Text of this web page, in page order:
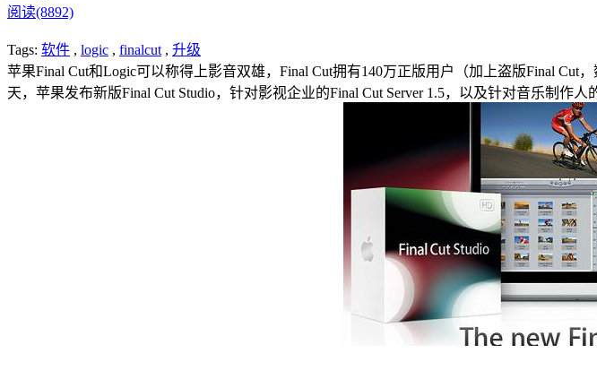
阅读(8892)
Tags: 软件 , logic , finalcut, 升级
苹果Final Cut和Logic可以称得上影音双雄，Final Cut拥有140万正版用户（加上盗版Final
天，苹果发布新版Final Cut Studio，针对影视企业的Final Cut Server 1.5，以及针对音乐制作人